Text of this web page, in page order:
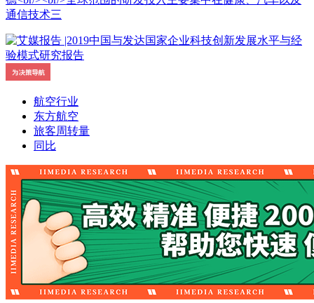
通信技术三
航空行业
东方航空
旅客周转量
同比